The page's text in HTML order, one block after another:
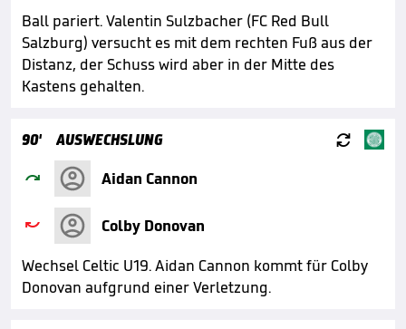
Ball pariert. Valentin Sulzbacher (FC Red Bull
Salzburg) versucht es mit dem rechten Fuß aus der
Distanz, der Schuss wird aber in der Mitte des
Kastens gehalten.
90' AUSWECHSLUNG 
 Aidan Cannon

Colby Donovan
Wechsel Celtic U19. Aidan Cannon kommt für Colby
Donovan aufgrund einer Verletzung.